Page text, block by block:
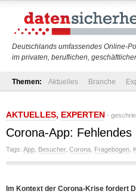
Deutschlands umfassendes Online-
im privaten, beruflichen,
Themen: Aktuelles Branche
AKTUELLES, EXPERTEN -
Corona-App:
Tags: App Besucher, Corona Fragebogen
Im Kontext der Corona-Krise fordert